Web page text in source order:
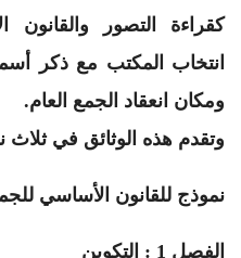
كقراءة التصور والقانون
انتخاب المكتب مع ذكر
ومكان انعقاد الجمع العام.
وتقدم هذه الوثائق في ثلاث
نموذج للقانون الأساسي
الفصل 1 : التكوين